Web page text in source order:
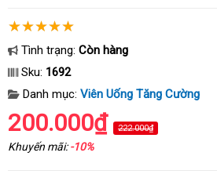
Tình trạng: Còn hàng
Sku: 1692
Danh mục: Viên Uống Tăng Cường
200.000₫ 222.000₫
Khuyến mãi:-10%